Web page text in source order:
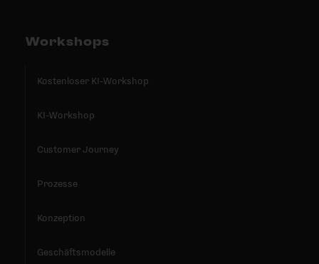
Workshops
Kostenloser KI-Workshop
KI-Workshop
Customer Journey
Prozesse
Konzeption
Geschäftsmodelle